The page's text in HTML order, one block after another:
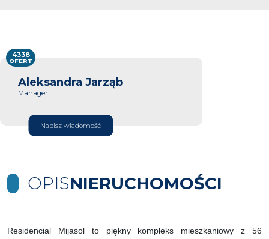
Aleksandra Jarząb
Manager
Napisz wiadomość
4338
OFERT
OPISNIERUCHOMOŚCI
Residencial Mijasol to piękny kompleks mieszkaniowy z 56